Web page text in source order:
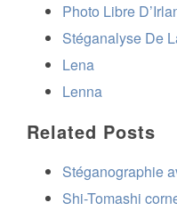
Photo Libre
Stéganalyse De
Lena
Lenna
Related Posts
Stéganographie
Shi-Tomashi